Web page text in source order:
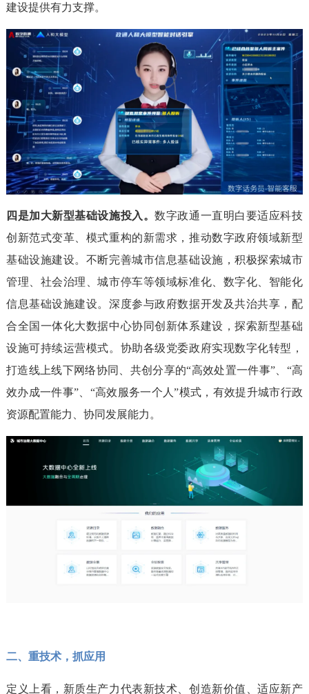
建设提供有力支撑。
四是加大新型基础设施投入。数字政通一直明白要适应科技
创新范式变革、模式重构的新需求，推动数字政府领域新型
基础设施建设。不断完善城市信息基础设施，积极探索城市
管理、社会治理、城市停车等领域标准化、数字化、智能化
信息基础设施建设。深度参与政府数据开发及共治共享，配
合全国一体化大数据中心协同创新体系建设，探索新型基础
设施可持续运营模式。协助各级党委政府实现数字化转型，
打造线上线下网络协同、共创分享的“高效处置一件事”、“高
效办成一件事”、“高效服务一个人”模式，有效提升城市行政
资源配置能力、协同发展能力。
二、重技术，抓应用
定义上看，新质生产力代表新技术、创造新价值、适应新产